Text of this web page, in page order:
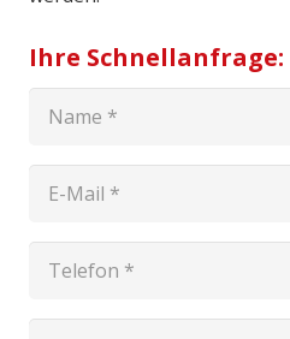
Ihre Schnellanfrage: